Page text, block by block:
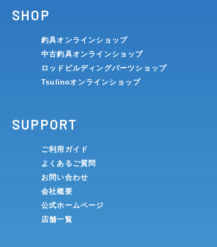
SHOP
釣具オンラインショップ
中古釣具オンラインショップ
ロッドビルディングパーツショップ
Tsulinoオンラインショップ
SUPPORT
ご利用ガイド
よくあるご質問
お問い合わせ
会社概要
公式ホームページ
店舗一覧